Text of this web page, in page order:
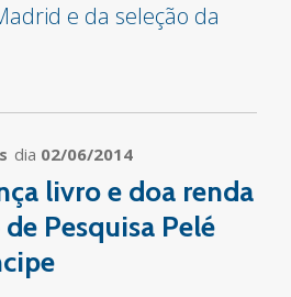
e da seleção da
dia 02/06/2014
livro e doa renda
Pesquisa Pelé